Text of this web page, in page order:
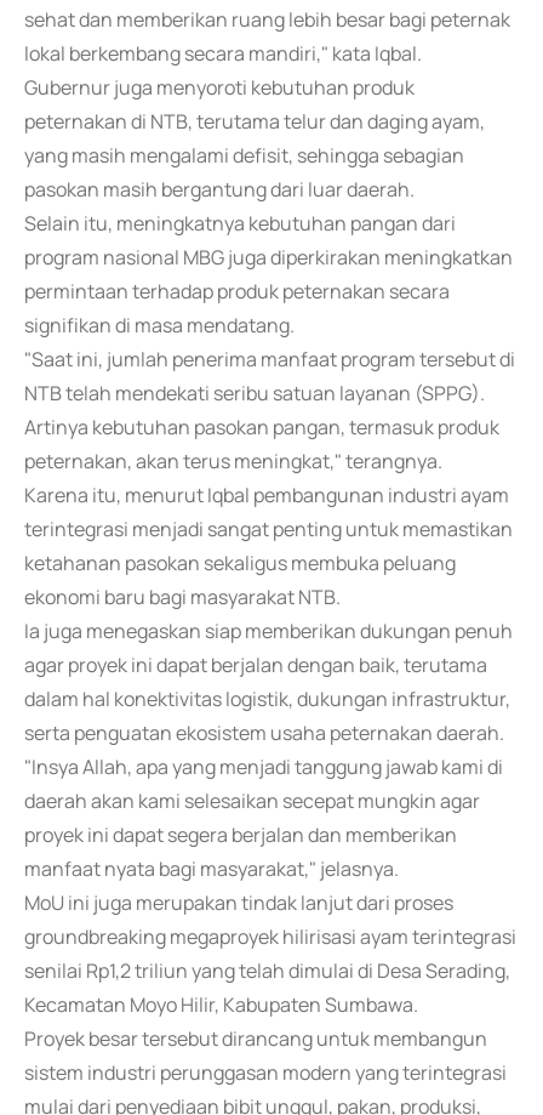
sehat dan memberikan ruang lebih besar bagi peternak
lokal berkembang secara mandiri," kata Iqbal.
Gubernur juga menyoroti kebutuhan produk
peternakan di NTB, terutama telur dan daging ayam,
yang masih mengalami defisit, sehingga sebagian
pasokan masih bergantung dari luar daerah.
Selain itu, meningkatnya kebutuhan pangan dari
program nasional MBG juga diperkirakan meningkatkan
permintaan terhadap produk peternakan secara
signifikan di masa mendatang.
"Saat ini, jumlah penerima manfaat program tersebut di
NTB telah mendekati seribu satuan layanan (SPPG).
Artinya kebutuhan pasokan pangan, termasuk produk
peternakan, akan terus meningkat," terangnya.
Karena itu, menurut Iqbal pembangunan industri ayam
terintegrasi menjadi sangat penting untuk memastikan
ketahanan pasokan sekaligus membuka peluang
ekonomi baru bagi masyarakat NTB.
Ia juga menegaskan siap memberikan dukungan penuh
agar proyek ini dapat berjalan dengan baik, terutama
dalam hal konektivitas logistik, dukungan infrastruktur,
serta penguatan ekosistem usaha peternakan daerah.
"Insya Allah, apa yang menjadi tanggung jawab kami di
daerah akan kami selesaikan secepat mungkin agar
proyek ini dapat segera berjalan dan memberikan
manfaat nyata bagi masyarakat," jelasnya.
MoU ini juga merupakan tindak lanjut dari proses
groundbreaking megaproyek hilirisasi ayam terintegrasi
senilai Rp1,2 triliun yang telah dimulai di Desa Serading,
Kecamatan Moyo Hilir, Kabupaten Sumbawa.
Proyek besar tersebut dirancang untuk membangun
sistem industri perunggasan modern yang terintegrasi
mulai dari penyediaan bibit unggul, pakan, produksi,